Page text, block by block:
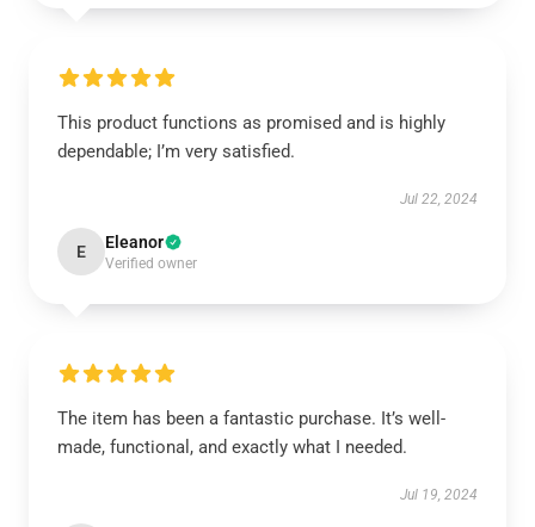
This product functions as promised and is highly
dependable; I’m very satisfied.
Jul 22, 2024
E Eleanor
Verified owner
The item has been a fantastic purchase. It’s well-
made, functional, and exactly what I needed.
Jul 19, 2024